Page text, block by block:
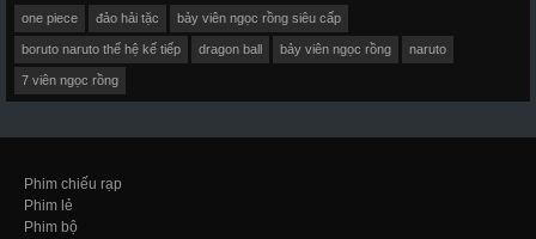
one piece đảo hải tặc bảy viên ngọc rồng siêu cấp
boruto naruto thế hệ kế tiếp dragon ball bảy viên ngọc rồng naruto
7 viên ngọc rồng
Phim chiếu rạp
Phim lẻ
Phim bộ